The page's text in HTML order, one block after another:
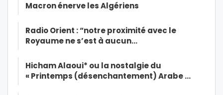
Macron énerve les Algériens
Radio Orient : “notre proximité avec le
Royaume ne s’est à aucun…
Hicham Alaoui* ou la nostalgie du
« Printemps (désenchantement) Arabe …